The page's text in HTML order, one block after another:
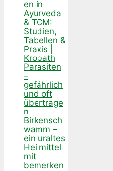
en in
Ayurveda
& TCM:
Studien,
Tabellen &
Praxis |
Krobath
Parasiten
–
gefährlich
und oft
übertrage
n
Birkensch
wamm –
ein uraltes
Heilmittel
mit
bemerken